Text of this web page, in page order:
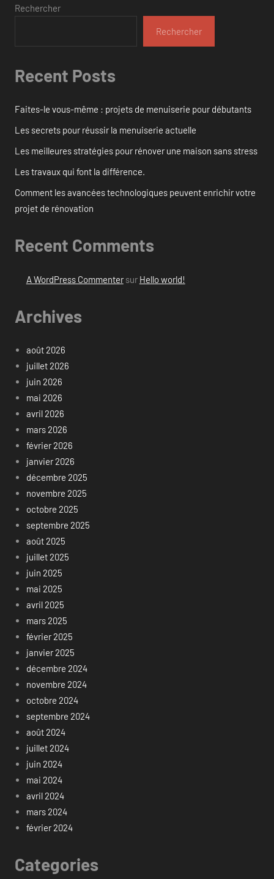
Rechercher
Rechercher
Recent Posts
Faites-le vous-même : projets de menuiserie pour débutants
Les secrets pour réussir la menuiserie actuelle
Les meilleures stratégies pour rénover une maison sans stress
Les travaux qui font la différence.
Comment les avancées technologiques peuvent enrichir votre
projet de rénovation
Recent Comments
A WordPress Commentersur Hello world!
Archives
août 2026
juillet 2026
juin 2026
mai 2026
avril 2026
mars 2026
février 2026
janvier 2026
décembre 2025
novembre 2025
octobre 2025
septembre 2025
août 2025
juillet 2025
juin 2025
mai 2025
avril 2025
mars 2025
février 2025
janvier 2025
décembre 2024
novembre 2024
octobre 2024
septembre 2024
août 2024
juillet 2024
juin 2024
mai 2024
avril 2024
mars 2024
février 2024
Categories